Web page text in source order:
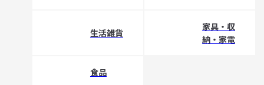
生活雑貨
家具・収
納・家電
食品